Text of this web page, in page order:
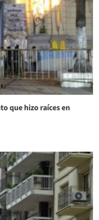
que hizo raíces en